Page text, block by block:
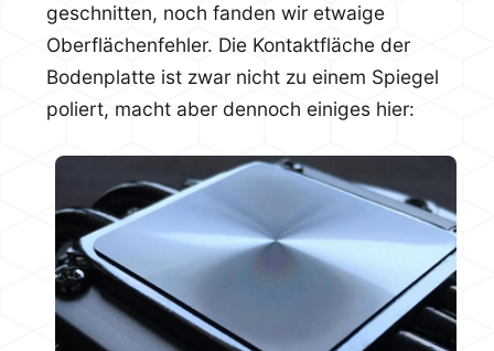
geschnitten, noch fanden wir etwaige
Oberflächenfehler. Die Kontaktfläche der
Bodenplatte ist zwar nicht zu einem Spiegel
poliert, macht aber dennoch einiges hier: